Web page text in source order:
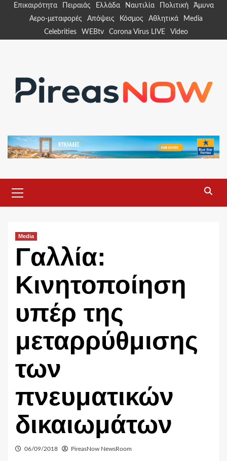
Επικαιρότητα Πειραιάς Ελλάδα Ναυτιλία Πολιτική
Άμυνα
Αερο-μεταφορές
Απόψεις Κόσμος Αθλητικά
Media
Celebrities
WEBtv Corona Virus LIVE Video
Menu
Media
Γαλλία:
Κινητοποίηση
υπέρ της
μεταρρύθμισης
των
πνευματικών
δικαιωμάτων
06/09/2018 PireasNow NewsRoom